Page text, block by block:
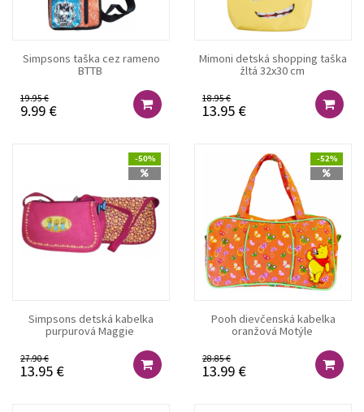
Simpsons taška cez rameno
BTTB
19.95 €
9.99 €
Mimoni detská shopping taška
žltá 32x30 cm
18.95 €
13.95 €
-50%
Simpsons detská kabelka
purpurová Maggie
27.90 €
13.95 €
-52%
Pooh dievčenská kabelka
oranžová Motýle
28.85 €
13.99 €